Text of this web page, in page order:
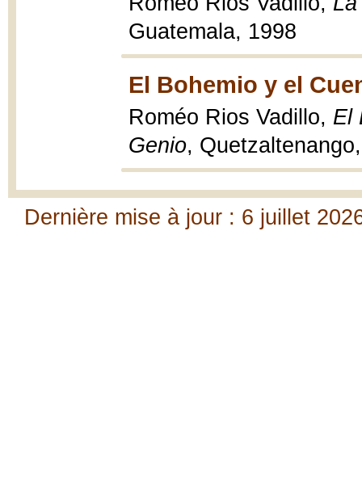
Guatemala, 1998
El Bohemio y el
Roméo Rios Vadillo, El
Genio,
Dernière mise à jour : 6 juillet